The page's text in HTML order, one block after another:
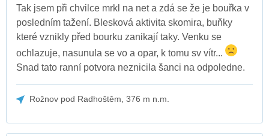
Tak jsem při chvilce mrkl na net a zdá se že je bouřka v
posledním tažení. Blesková aktivita skomira, buňky
které vznikly před bourku zanikají taky. Venku se
ochlazuje, nasunula se vo a opar, k tomu sv vítr...
Snad tato ranní potvora neznicila šanci na odpoledne.
Rožnov pod Radhoštěm, 376 m n.m.